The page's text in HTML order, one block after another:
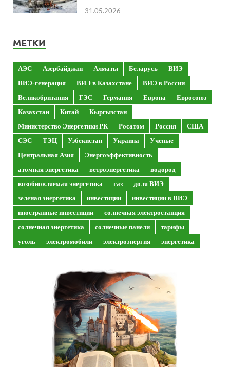
31.05.2026
МЕТКИ
АЭС Азербайджан Алматы Беларусь
ВИЭ
ВИЭ-генерация
ВИЭ в Казахстане
ВИЭ в России
Великобритания
ГЭС Германия Европа
Евросоюз
Казахстан
Китай
Кыргызстан
Министерство Энергетики РК
Росатом Россия
США
СЭС
ТЭЦ Узбекистан Украина
Ученые
Центральная Азия
Энергоэффективность
атомная энергетика
ветроэнергетика
водород
возобновляемая энергетика
газ
доля ВИЭ
зеленая энергетика
инвестиции
инвестиции в ВИЭ
иностранные инвестиции
солнечная электростанция
солнечная энергетика
солнечные панели
тарифы
уголь
электромобили электроэнергия энергетика